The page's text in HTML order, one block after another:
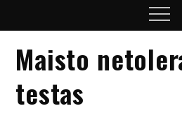
Menu
Maisto
testas